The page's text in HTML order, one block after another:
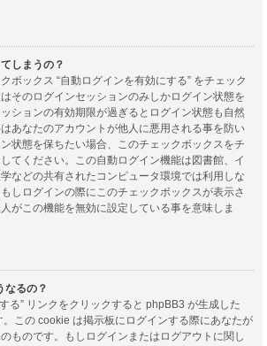
しまうの？
ボックス “自動ログインを有効にする” をチェック
そのログインセッションのみしかログイン状態を
ションの有効期限が過ぎるとログイン状態も自然
あなたのアカウントが他人に悪用される事を防い
状態を保ちたい場合、このチェックボックスをチ
てください。この自動ログイン機能は図書館、イ
などの共有されたコンピュータ環境では利用しな
しログインの際にこのチェックボックスが表示さ
がこの機能を無効に設定している事を意味しま
なるの？
る” リンクをクリックすると phpBB3 が生成した
この cookie は掲示板にログインする際にあなたが
ものです。もしログインまたはログアウトに関し